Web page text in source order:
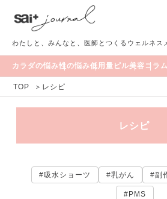
わたしと、みんなと、医師とつくるウェルネス
カラダの悩み性の悩み低用量ピル美容 コラム
TOP ＞ レシピ
レシピ
#吸水ショーツ #乳がん #副
#PMS